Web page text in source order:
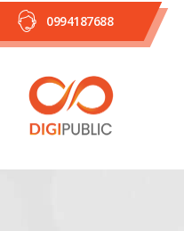
0994187688